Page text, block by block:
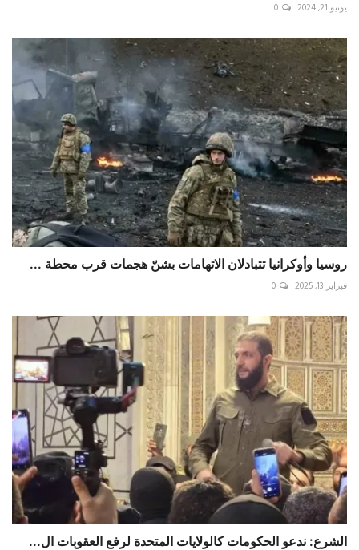
يونيو 21, 2024 0
روسيا وأوكرانيا تتبادلان الاتهامات بشنّ هجمات قرب محطة ...
فبراير 13, 2025 0
الشرع: ندعو الحكومات كالولايات المتحدة لرفع العقوبات ال...